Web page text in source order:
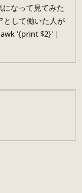
なって見てみた
として働いた人が
'{print $2}' |